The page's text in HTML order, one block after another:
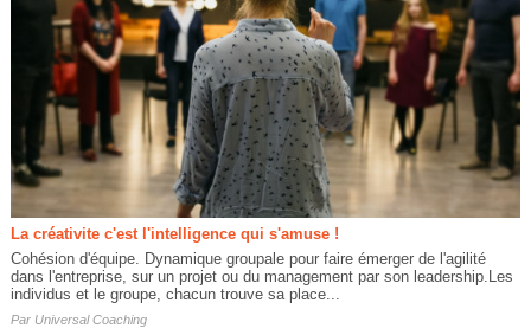
La créativite c'est l'intelligence qui s'amuse !
Cohésion d'équipe. Dynamique groupale pour faire émerger de l'agilité
dans l'entreprise, sur un projet ou du management par son leadership.Les
individus et le groupe, chacun trouve sa place...
Par Universal Coaching